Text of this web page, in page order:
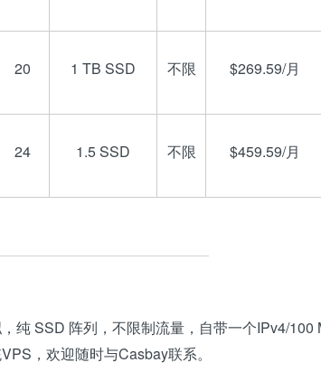
20 1 TB SSD 不限 $269.59/月
24 1.5 SSD 不限 $459.59/月
纯 SSD 阵列，不限制流量，自带一个IPv4/100
，欢迎随时与Casbay联系。